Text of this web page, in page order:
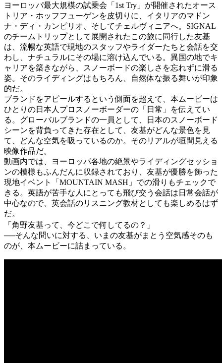
ヨーロッパ最大規模の試乗会「1st Try」が開催されたオース
トリア・ホッフフューゲンを皮切りに、イタリアのマドン
ナ・ディ・カンピリオ、そしてチェルヴィニアへ。SIGNAL
のチームトリップとして展開されたこの旅に同行した友基
は、流暢な英語で現地のスタッフやライダーたちと会話を交
わし、ナチュラルにその場に溶け込んでいる。異国の地でキ
ャリアを築きながら、スノーボードの楽しさを忘れずに滑る
姿。そのライディングはもちろん、自然体な振る舞いが印象
的だ。
ブランドをアピールするという側面を超えて、本ムービーは
ひとりの日本人プロスノーボーダーの「日常」を伝えてい
る。グローバルブランドの一員として、日本のスノーボード
シーンを背負ってきた存在として、友基がどんな景色を見
て、どんな空気を吸っているのか。そのリアルが垣間見える
映像作品だ。
動画内では、ヨーロッパ各地の絶景やライディングセッショ
ンの模様もふんだんに収録されており、友基が優勝を飾った
現地イベント「MOUNTAIN MASH」での滑りもチェックで
きる。英語が苦手な人にとっても飛び交う会話は日常会話が
中心なので、英会話のリスニング教材としても楽しめるはず
だ。
「角野友基って、今どこで何してるの？」
──そんな問いに対する、いまの友基がまとう空気感そのも
のが、本ムービーに詰まっている。